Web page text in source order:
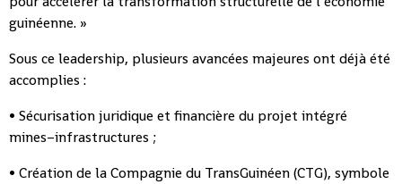
guinéenne. »
Sous ce leadership, plusieurs avancées majeures ont déjà été
accomplies :
• Sécurisation juridique et financière du projet intégré
mines–infrastructures ;
• Création de la Compagnie du TransGuinéen (CTG), symbole